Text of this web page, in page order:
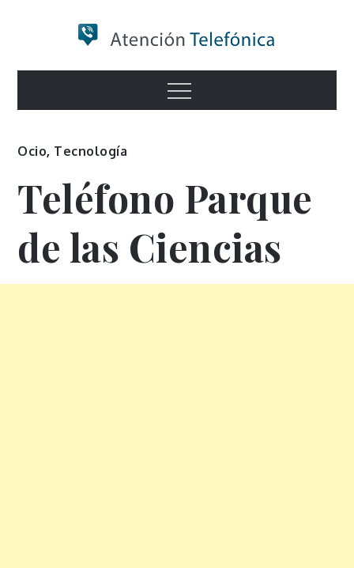
Numero de
Información
Menu
Ocio, Tecnología
Teléfono Parque
de las Ciencias